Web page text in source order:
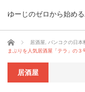
ゆーじのゼロから始め
ホーム 居酒屋 バンコクの日本
まぶりを人気居酒屋「テラ」の
居酒屋